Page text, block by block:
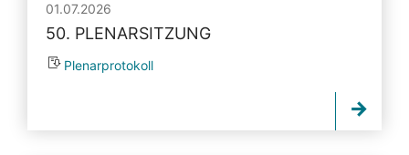
01.07.2026
50. PLENARSITZUNG
Plenarprotokoll